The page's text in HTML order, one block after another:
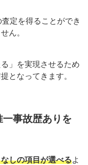
定を得ることができ
ん。
」を実現させるため
となってきます。
事故歴ありを
しの項目が選べるよ